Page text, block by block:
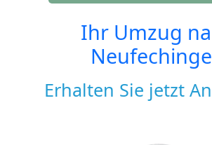
Ihr Umzug
Erhalten Sie jetzt